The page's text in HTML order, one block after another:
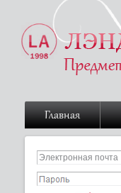
Главная